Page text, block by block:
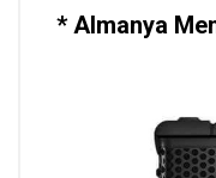
* Almanya